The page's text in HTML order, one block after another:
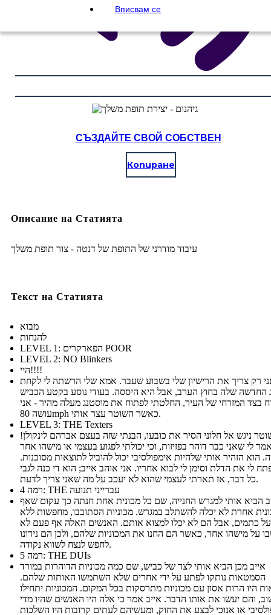
Вписвам се
СЪЗДАЙТЕ СВОЙ СОБСТВЕН
Копиране
Описание на Статията
עיבוד מודרני של התופת של דנטה - צור תופת משלך
Текст на Статията
מבוא
להנחות
LEVEL 1: הפארקרים POOR
LEVEL 2: NO Blinkers
היי!!!!
רק צריך את הרישיון שלי בשבוע שעבר. אמא שלי הרשתה לי לקחת
החדשה שלה בחוץ הערב, אבל היא היססה. בעודי נוסע בקטע הכביש
בצד המזרחי של העיר, החלטתי לפתוח את מוסטנג מעלה מהיר - אני
עושה 80mph כאשר השוטר עצר אותי.
LEVEL 3: THE Texters
ניגש אל חלוני הסיר את כובעו, הבנתי שזה בעצם אברהם לינקולן!
לי שאני כבר דוהר בפזיזות, וכי יכולתי לפגוע בעצמי או מישהו אחר
הוא הזהיר אותי שלהיות אימפולסיבי יכול להוביל לתוצאות מסוכנות.
לי את הדלת וסימן לי לבוא אחריו. אני אוהב אייב; הוא די כנה לגבי
כל דבר, אז תארתי לעצמי שהוא לא יעכב על מה שאני צריך לדעת.
רמה 4: THE עברייני תנועה
הביא אותי למגרש החנייה, שם כל מכונית אחת חנתה כך עקום שאף
אחרת לא יכלה להשתלב במגרש. מכוניות הסתובבו, מחפשות ללא
כתמים, אבל הם לא יכלו למצוא אותם. האנשים האלה אף פעם לא
על מישהו אחר, כאשר הם החנו את המכוניות שלהם, ולכן הם נידונו
לחפש לנצח לשווא נקודה.
רמה 5: THE DUIs
אייב מכן הביא אותי לצד של כביש, שם כמה מכוניות הדוהרות במורד
הסמטאות נותקו לפתע על ידי אחרים שלא השתמשו האותות שלהם.
היו הרות אסון עם מכוניות מתרסקות בכל המקום. המכוניות יתחילו
שוב, והם יעשו את אותו הדבר. אייב אמר כי אלה היו האנשים שהיו מדי